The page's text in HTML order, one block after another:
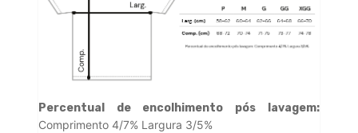
Percentual de encolhimento pós lavagem:
Comprimento 4/7% Largura 3/5%